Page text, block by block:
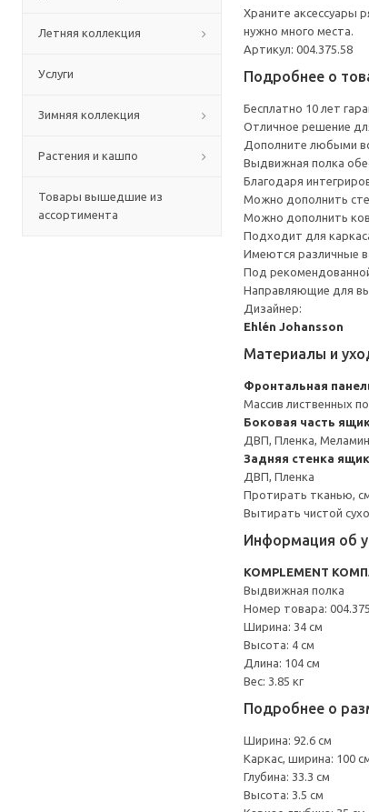
Летняя коллекция
Услуги
Зимняя коллекция
Растения и кашпо
Товары вышедшие из
ассортимента
Храните аксессуары
нужно много места.
Артикул: 004.375.58
Подробнее о
Бесплатно 10 лет
Отличное решение
Дополните любыми
Выдвижная полка
Благодаря
Можно дополнить
Можно дополнить
Подходит для
Имеются различные
Под
Направляющие для
Дизайнер:
Ehlén Johansson
Материалы и
Фронтальная
Массив лиственных
Боковая часть
ДВП, Пленка,
Задняя стенка
ДВП, Пленка
Протирать тканью,
Вытирать чистой
Информация об
KOMPLEMENT
Выдвижная полка
Номер товара:
Ширина: 34 см
Высота: 4 см
Длина: 104 см
Вес: 3.85 кг
Подробнее о
Ширина: 92.6 см
Каркас, ширина: 100
Глубина: 33.3 см
Высота: 3.5 см